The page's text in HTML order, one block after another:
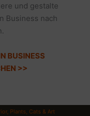
und gestalte
Business nach
BUSINESS
>>
Plants, Cats & Art